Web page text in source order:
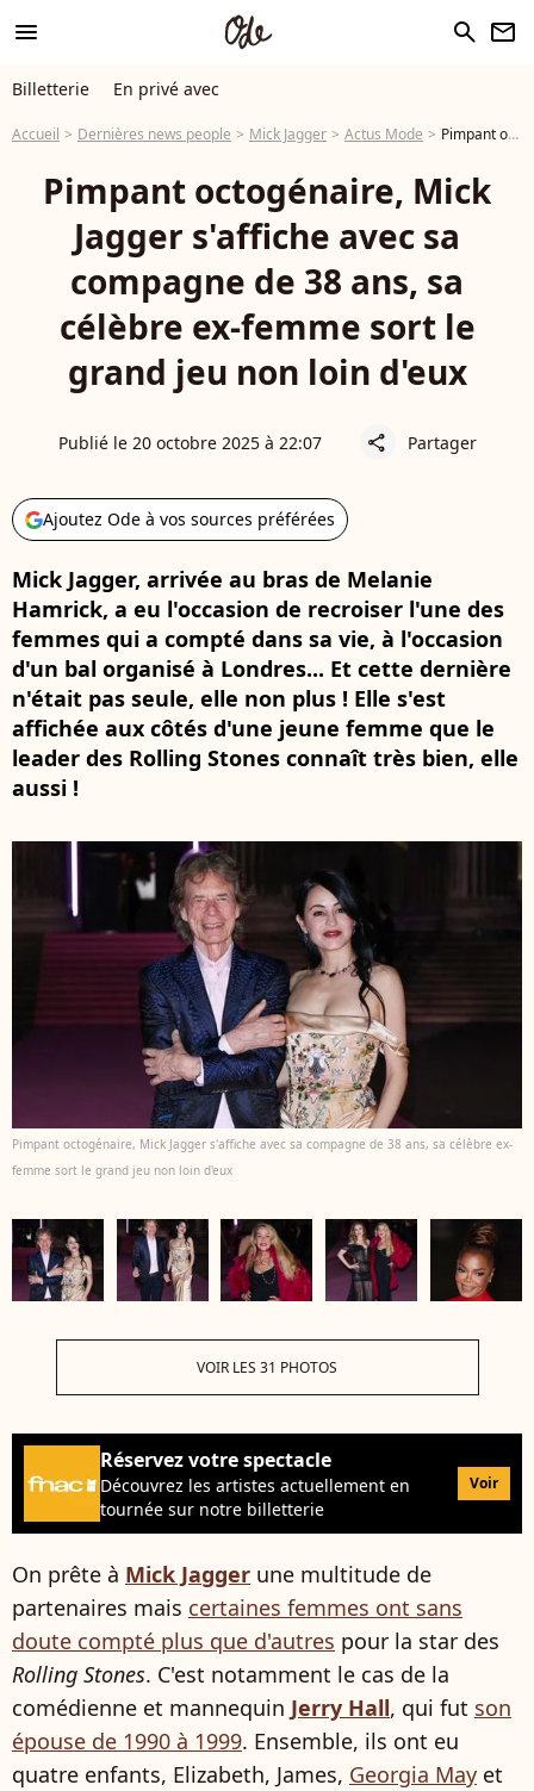
menu search newsletter
Billetterie En privé avec
Accueil Dernières news people Mick Jagger Actus Mode Pimpant octogénaire, Mick Jagger s'affiche avec sa compagne de 38 ans, sa célèbre ex-femme sort le grand jeu non loin d'eux
Pimpant octogénaire, Mick
Jagger s'affiche avec sa
compagne de 38 ans, sa
célèbre ex-femme sort le
grand jeu non loin d'eux
Publié le 20 octobre 2025 à 22:07 share Partager
Ajoutez Ode à vos sources préférées
Mick Jagger, arrivée au bras de Melanie
Hamrick, a eu l'occasion de recroiser l'une des
femmes qui a compté dans sa vie, à l'occasion
d'un bal organisé à Londres... Et cette dernière
n'était pas seule, elle non plus ! Elle s'est
affichée aux côtés d'une jeune femme que le
leader des Rolling Stones connaît très bien, elle
aussi !
Pimpant octogénaire, Mick Jagger s'affiche avec sa compagne de 38 ans, sa célèbre ex-
femme sort le grand jeu non loin d'eux
VOIR LES 31 PHOTOS
Réservez votre spectacle
Découvrez les artistes actuellement en
tournée sur notre billetterie
Voir
On prête à Mick Jagger une multitude de
partenaires mais certaines femmes ont sans
doute compté plus que d'autres pour la star des
Rolling Stones. C'est notamment le cas de la
comédienne et mannequin Jerry Hall, qui fut son
épouse de 1990 à 1999. Ensemble, ils ont eu
quatre enfants, Elizabeth, James, Georgia May et